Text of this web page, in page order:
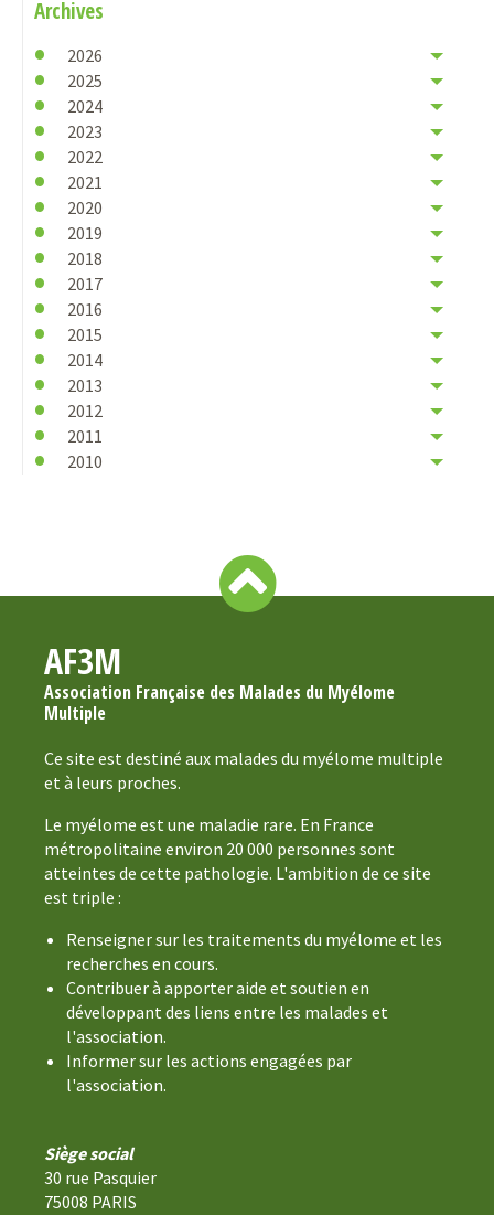
Archives
2026
2025
2024
2023
2022
2021
2020
2019
2018
2017
2016
2015
2014
2013
2012
2011
2010
AF3M
Association Française des Malades du Myélome
Multiple
Ce site est destiné aux malades du myélome multiple
et à leurs proches.
Le myélome est une maladie rare. En France
métropolitaine environ 20 000 personnes sont
atteintes de cette pathologie. L'ambition de ce site
est triple :
Renseigner sur les traitements du myélome et les
recherches en cours.
Contribuer à apporter aide et soutien en
développant des liens entre les malades et
l'association.
Informer sur les actions engagées par
l'association.
Siège social
30 rue Pasquier
75008 PARIS